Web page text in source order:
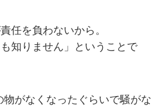
任を負わないから。
知りません」ということで
物がなくなったぐらいで騒がな